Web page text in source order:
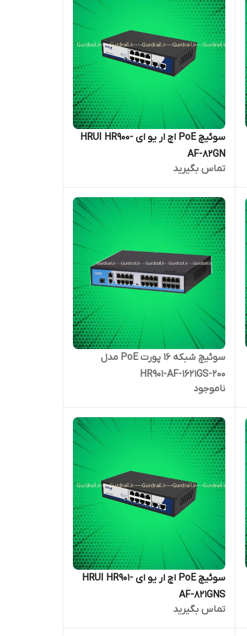
سوئیچ PoE اچ ار یو ای HRUI HR900-
AF-82GN
تماس بگیرید
سوئیچ شبکه 16 پورت PoE مدل
HR901-AF-1621GS-200
ناموجود
سوئیچ PoE اچ ار یو ای HRUI HR901-
AF-821GNS
تماس بگیرید